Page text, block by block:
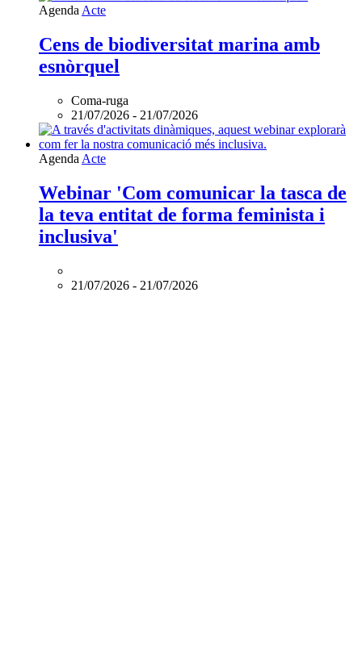
Agenda Acte
Cens de biodiversitat marina amb
esnòrquel
Coma-ruga
21/07/2026 - 21/07/2026
L'esdeveniment:
'Com
comunicar
la
tasca
de
teva
entitat
Agenda Acte
Webinar 'Com comunicar la tasca de
la teva entitat de forma feminista i
inclusiva'
21/07/2026 - 21/07/2026